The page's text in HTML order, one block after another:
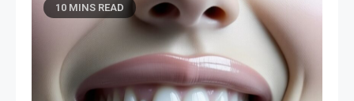
10 MINS READ